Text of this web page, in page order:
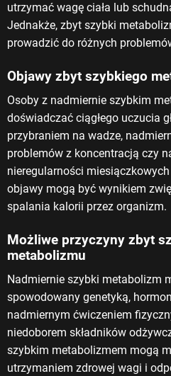
utrzymać wagę ciała lub
Jednakże, zbyt szybki
prowadzić do różnych
Objawy zbyt szybkiego
Osoby z nadmiernie szybkim
doświadczać ciągłego uczucia
przybraniem na wadze,
problemów z koncentracją czy
nieregularności
objawy mogą być wynikiem
spalania kalorii przez organizm.
Możliwe przyczyny zbyt
metabolizmu
Nadmiernie szybki metabolizm
spowodowany genetyką,
nadmiernym ćwiczeniem
niedoborem składników
szybkim metabolizmem mogą
utrzymaniem zdrowej wagi i